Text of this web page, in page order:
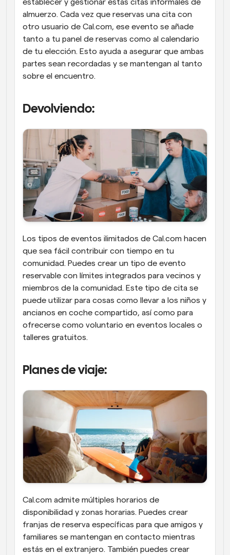
establecer y gestionar estas citas informales de
almuerzo. Cada vez que reservas una cita con
otro usuario de Cal.com, ese evento se añade
tanto a tu panel de reservas como al calendario
de tu elección. Esto ayuda a asegurar que ambas
partes sean recordadas y se mantengan al tanto
sobre el encuentro.
Devolviendo:
Los tipos de eventos ilimitados de Cal.com hacen
que sea fácil contribuir con tiempo en tu
comunidad. Puedes crear un tipo de evento
reservable con límites integrados para vecinos y
miembros de la comunidad. Este tipo de cita se
puede utilizar para cosas como llevar a los niños y
ancianos en coche compartido, así como para
ofrecerse como voluntario en eventos locales o
talleres gratuitos.
Planes de viaje:
Cal.com admite múltiples horarios de
disponibilidad y zonas horarias. Puedes crear
franjas de reserva específicas para que amigos y
familiares se mantengan en contacto mientras
estás en el extranjero. También puedes crear